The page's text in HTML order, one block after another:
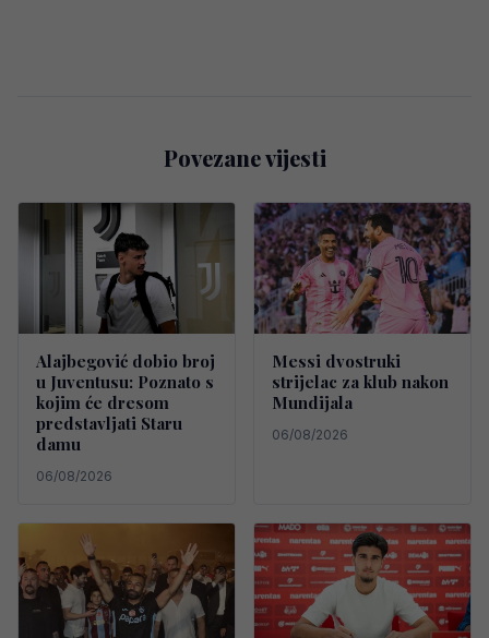
Povezane vijesti
Alajbegović dobio broj
u Juventusu: Poznato s
kojim će dresom
predstavljati Staru
damu
06/08/2026
Messi dvostruki
strijelac za klub nakon
Mundijala
06/08/2026